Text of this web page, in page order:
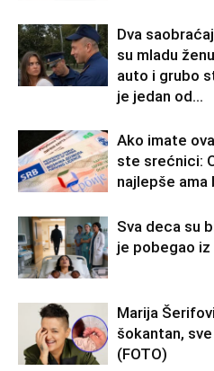
Dva
su mladu
auto i grubo
je jedan od...
Ako imate
ste srećnici:
najlepše
Sva deca su
je pobegao
Marija
šokantan,
(FOTO)